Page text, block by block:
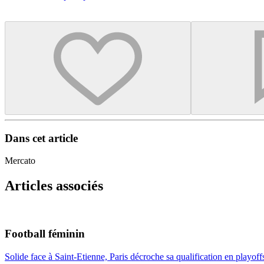
Dans cet article
Mercato
Articles associés
Football féminin
Solide face à Saint-Etienne, Paris décroche sa qualification en